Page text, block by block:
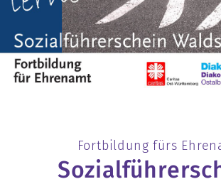
Fortbildung fürs